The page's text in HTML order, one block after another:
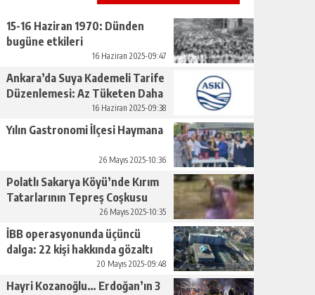
15-16 Haziran 1970: Dünden
bugüne etkileri
16 Haziran 2025-09:47
Ankara’da Suya Kademeli Tarife
Düzenlemesi: Az Tüketen Daha
16 Haziran 2025-09:38
Yılın Gastronomi İlçesi Haymana
26 Mayıs 2025-10:36
Polatlı Sakarya Köyü’nde Kırım
Tatarlarının Tepreş Coşkusu
26 Mayıs 2025-10:35
İBB operasyonunda üçüncü
dalga: 22 kişi hakkında gözaltı
20 Mayıs 2025-09:48
Hayri Kozanoğlu… Erdoğan’ın 3